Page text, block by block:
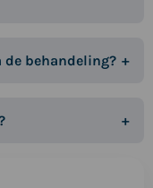
behandeling?